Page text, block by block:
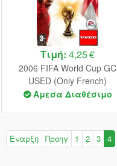
Τιμή: 4,25 €
2006 FIFA World Cup GC
USED (Only French)
Άμεσα Διαθέσιμο
Έναρξη Προηγ 1 2 3 4